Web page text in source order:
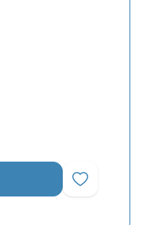
Favoriye Ekle